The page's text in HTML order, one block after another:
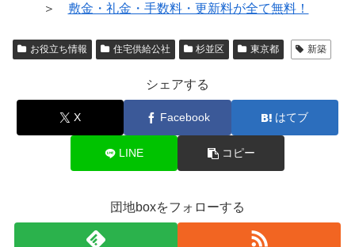
＞ 敷金・礼金・手数料・更新料が全て無料！
お役立ち情報 住宅供給公社 杉並区 東京都 新築
シェアする
X Facebook はてブ
LINE コピー
団地boxをフォローする